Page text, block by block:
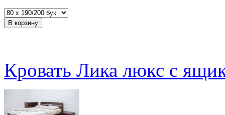
Кровать Лика люкс с